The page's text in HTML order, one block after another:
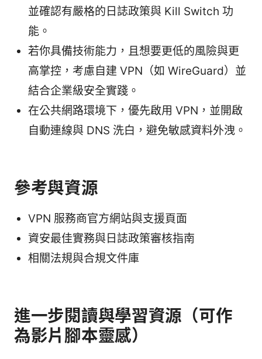
並確認有嚴格的日誌政策與 Kill Switch 功
能。
若你具備技術能力，且想要更低的風險與更
高掌控，考慮自建 VPN（如 WireGuard）並
結合企業級安全實踐。
在公共網路環境下，優先啟用 VPN，並開啟
自動連線與 DNS 洗白，避免敏感資料外洩。
參考與資源
VPN 服務商官方網站與支援頁面
資安最佳實務與日誌政策審核指南
相關法規與合規文件庫
進一步閱讀與學習資源（可作
為影片腳本靈感）